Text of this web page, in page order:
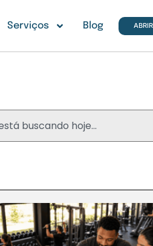
Serviços Blog